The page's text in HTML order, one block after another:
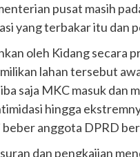
pusat masih
yang terbakar itu dan
oleh Kidang secara
lahan tersebut
saja MKC masuk
hingga
beber anggota DPRD
dan pengkajian